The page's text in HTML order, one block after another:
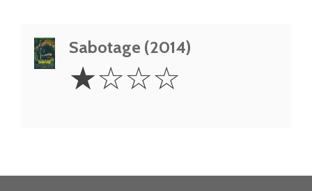
Sabotage (2014)
Star
☆☆☆☆